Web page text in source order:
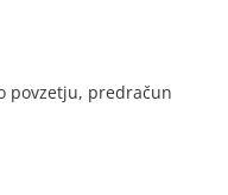
povzetju, predračun